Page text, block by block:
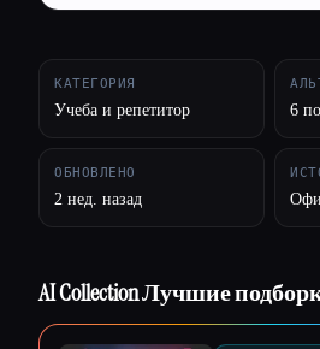
КАТЕГОРИЯ
Учеба и репетитор 6
ОБНОВЛЕНО
2 нед. назад
AI Collection Лучшие